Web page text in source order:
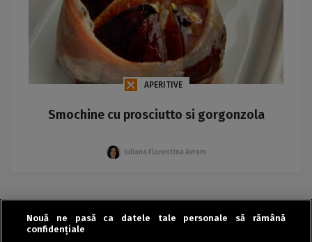
APERITIVE
Smochine cu prosciutto si gorgonzola
Iuliana Florentina Avram
« ‹ › »
Nouă ne pasă ca datele tale personale să rămână
confidențiale